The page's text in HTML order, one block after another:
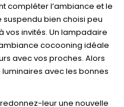
compléter l’ambiance et le
suspendu bien choisi peu
vos invités. Un lampadaire
cocooning idéale
avec vos proches. Alors
avec les bonnes
leur une nouvelle